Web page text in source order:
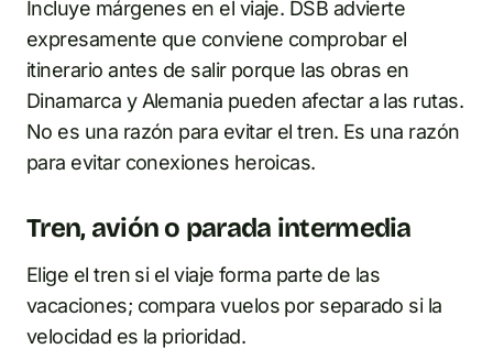
Incluye márgenes en el viaje. DSB advierte
expresamente que conviene comprobar el
itinerario antes de salir porque las obras en
Dinamarca y Alemania pueden afectar a las rutas.
No es una razón para evitar el tren. Es una razón
para evitar conexiones heroicas.
Tren, avión o parada intermedia
Elige el tren si el viaje forma parte de las
vacaciones; compara vuelos por separado si la
velocidad es la prioridad.